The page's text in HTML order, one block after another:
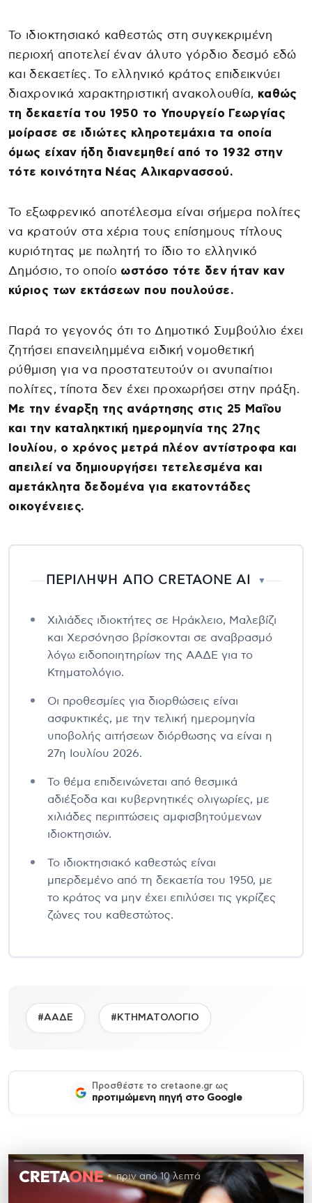
Το ιδιοκτησιακό καθεστώς στη συγκεκριμένη
περιοχή αποτελεί έναν άλυτο γόρδιο δεσμό εδώ
και δεκαετίες. Το ελληνικό κράτος επιδεικνύει
διαχρονικά χαρακτηριστική ανακολουθία, καθώς
τη δεκαετία του 1950 το Υπουργείο Γεωργίας
μοίρασε σε ιδιώτες κληροτεμάχια τα οποία
όμως είχαν ήδη διανεμηθεί από το 1932 στην
τότε κοινότητα Νέας Αλικαρνασσού.
Το εξωφρενικό αποτέλεσμα είναι σήμερα πολίτες
να κρατούν στα χέρια τους επίσημους τίτλους
κυριότητας με πωλητή το ίδιο το ελληνικό
Δημόσιο, το οποίο ωστόσο τότε δεν ήταν καν
κύριος των εκτάσεων που πουλούσε.
Παρά το γεγονός ότι το Δημοτικό Συμβούλιο έχει
ζητήσει επανειλημμένα ειδική νομοθετική
ρύθμιση για να προστατευτούν οι ανυπαίτιοι
πολίτες, τίποτα δεν έχει προχωρήσει στην πράξη.
Με την έναρξη της ανάρτησης στις 25 Μαΐου
και την καταληκτική ημερομηνία της 27ης
Ιουλίου, ο χρόνος μετρά πλέον αντίστροφα και
απειλεί να δημιουργήσει τετελεσμένα και
αμετάκλητα δεδομένα για εκατοντάδες
οικογένειες.
ΠΕΡΙΛΗΨΗ ΑΠΟ CRETAONE AI ▼
Χιλιάδες ιδιοκτήτες σε Ηράκλειο, Μαλεβίζι
και Χερσόνησο βρίσκονται σε αναβρασμό
λόγω ειδοποιητηρίων της ΑΑΔΕ για το
Κτηματολόγιο.
Οι προθεσμίες για διορθώσεις είναι
ασφυκτικές, με την τελική ημερομηνία
υποβολής αιτήσεων διόρθωσης να είναι η
27η Ιουλίου 2026.
Το θέμα επιδεινώνεται από θεσμικά
αδιέξοδα και κυβερνητικές ολιγωρίες, με
χιλιάδες περιπτώσεις αμφισβητούμενων
ιδιοκτησιών.
Το ιδιοκτησιακό καθεστώς είναι
μπερδεμένο από τη δεκαετία του 1950, με
το κράτος να μην έχει επιλύσει τις γκρίζες
ζώνες του καθεστώτος.
#ΑΑΔΕ #ΚΤΗΜΑΤΟΛΟΓΙΟ
Προσθέστε το cretaone.gr ως
προτιμώμενη πηγή στο Google
πριν από 10 λεπτά